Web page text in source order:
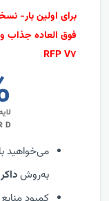
فوق العاده جذاب
RFP V۷
می‌خواهید
به‌روش